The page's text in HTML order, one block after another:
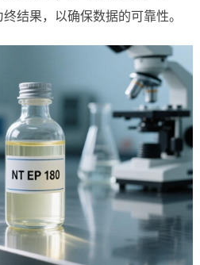
结果，以确保数据的可靠性。